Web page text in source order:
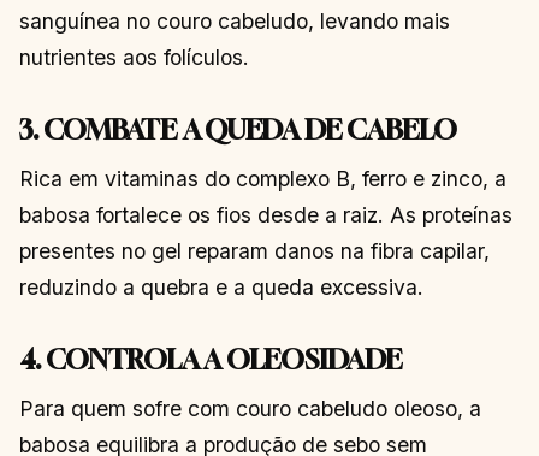
sanguínea no couro cabeludo, levando mais
nutrientes aos folículos.
3. COMBATE A QUEDA DE CABELO
Rica em vitaminas do complexo B, ferro e zinco, a
babosa fortalece os fios desde a raiz. As proteínas
presentes no gel reparam danos na fibra capilar,
reduzindo a quebra e a queda excessiva.
4. CONTROLA A OLEOSIDADE
Para quem sofre com couro cabeludo oleoso, a
babosa equilibra a produção de sebo sem